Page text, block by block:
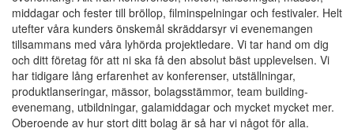
middagar och fester till bröllop, filminspelningar och festivaler. Helt
utefter våra kunders önskemål skräddarsyr vi evenemangen
tillsammans med våra lyhörda projektledare. Vi tar hand om dig
och ditt företag för att ni ska få den absolut bäst upplevelsen. Vi
har tidigare lång erfarenhet av konferenser, utställningar,
produktlanseringar, mässor, bolagsstämmor, team building-
evenemang, utbildningar, galamiddagar och mycket mycket mer.
Oberoende av hur stort ditt bolag är så har vi något för alla.